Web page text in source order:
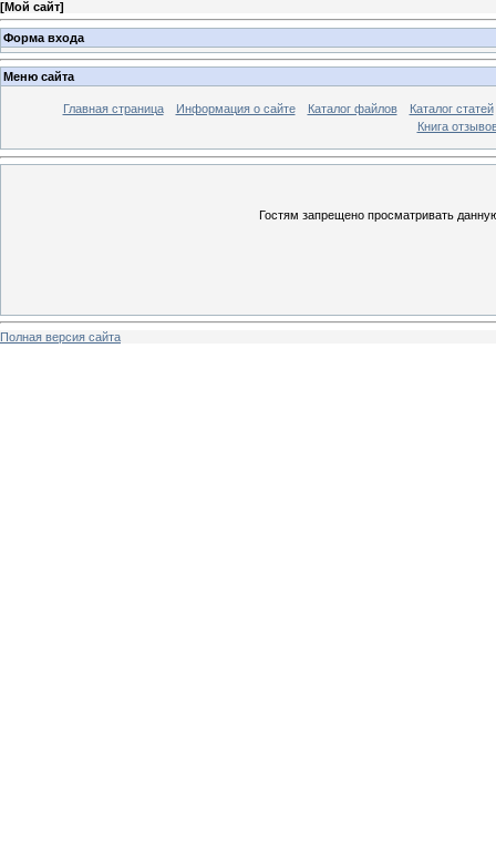
[Мой сайт]
Форма входа
Меню сайта
Главная страница Информация о сайте Каталог файлов
Каталог статей
Книга
Гостям запрещено просматривать
Полная версия сайта